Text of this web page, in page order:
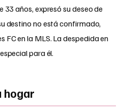
años, expresó su deseo de
destino no está confirmado,
FC en la MLS. La despedida en
para él.
hogar